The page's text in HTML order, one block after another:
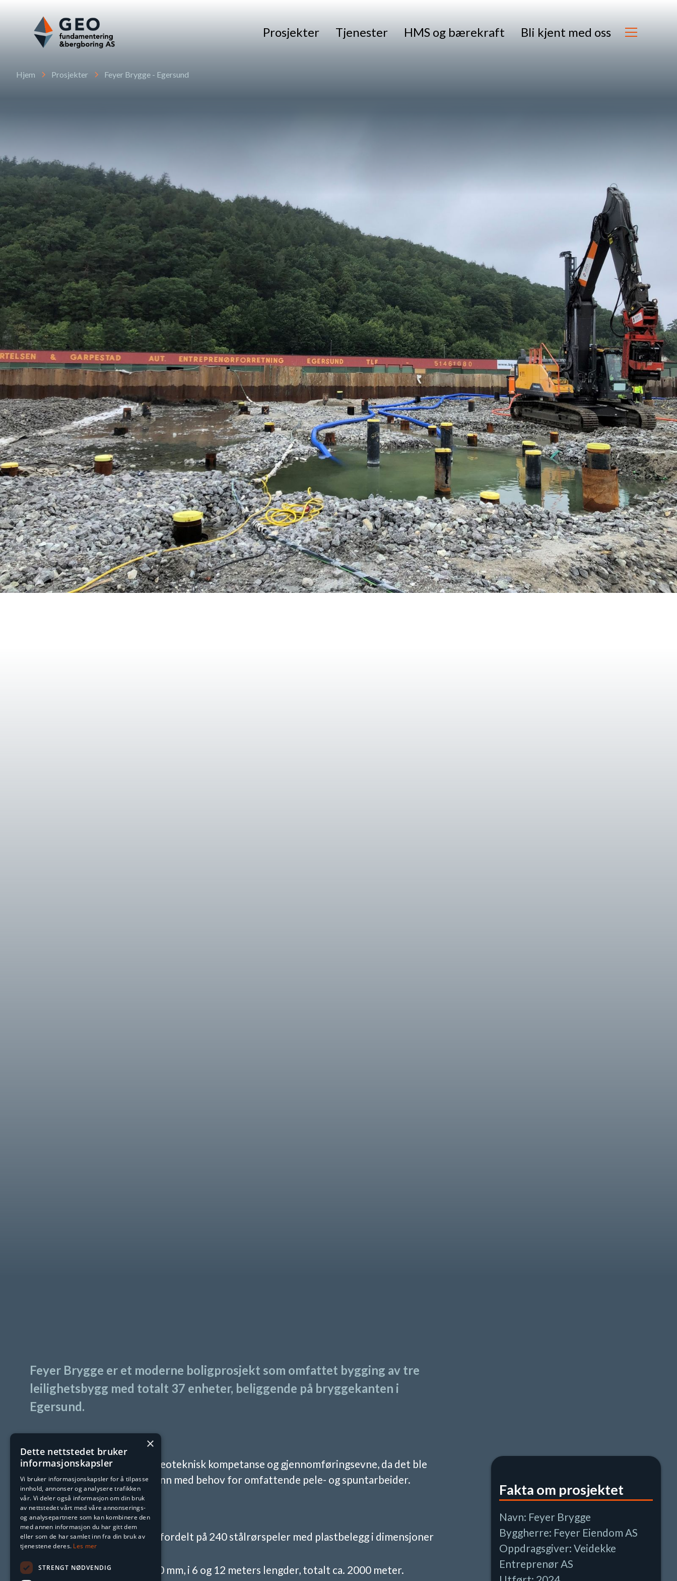
Prosjekter Tjenester HMS og bærekraft Bli kjent med oss
Hjem Prosjekter Feyer Brygge - Egersund
Feyer Brygge er et moderne boligprosjekt som omfattet bygging av tre
leilighetsbygg med totalt 37 enheter, beliggende på bryggekanten i
Egersund.
Prosjektet stilte høye krav til geoteknisk kompetanse og gjennomføringsevne, da det ble
etablert på utfordrende sjøgrunn med behov for omfattende pele- og spuntarbeider.
Omfang og leveranse:
Totalt ca. 5500 meter peler fordelt på 240 stålrørspeler med plastbelegg i dimensjoner
Ø220–Ø508 mm.
Boring av rørspunt Ø406x10 mm, i 6 og 12 meters lengder, totalt ca. 2000 meter.
Fakta om prosjektet
Navn: Feyer Brygge
Byggherre: Feyer Eiendom AS
Oppdragsgiver: Veidekke
Entreprenør AS
×
Dette nettstedet bruker
informasjonskapsler
Vi bruker informasjonskapsler for å tilpasse
innhold, annonser og analysere trafikken
vår. Vi deler også informasjon om din bruk
av nettstedet vårt med våre annonserings-
og analysepartnere som kan kombinere den
med annen informasjon du har gitt dem
eller som de har samlet inn fra din bruk av
tjenestene deres. Les mer
STRENGT NØDVENDIG